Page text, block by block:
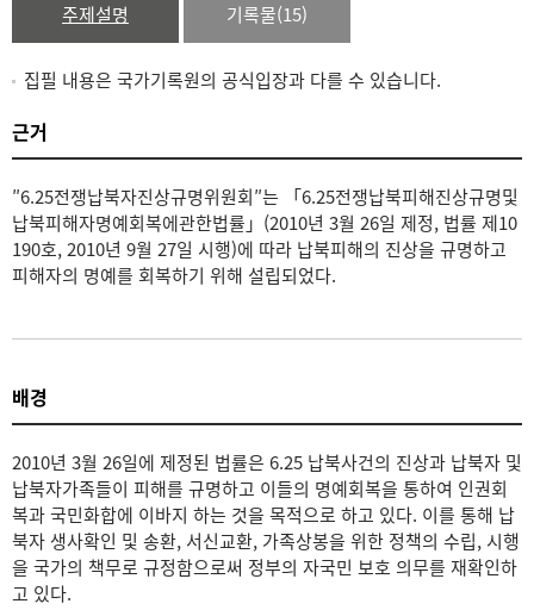
주제설명 기록물(15)
집필 내용은 국가기록원의 공식입장과 다를 수 있습니다.
근거
″6.25전쟁납북자진상규명위원회″는 「6.25전쟁납북피해진상규명및
납북피해자명예회복에관한법률」(2010년 3월 26일 제정, 법률 제10
190호, 2010년 9월 27일 시행)에 따라 납북피해의 진상을 규명하고
피해자의 명예를 회복하기 위해 설립되었다.
배경
2010년 3월 26일에 제정된 법률은 6.25 납북사건의 진상과 납북자 및
납북자가족들이 피해를 규명하고 이들의 명예회복을 통하여 인권회
복과 국민화합에 이바지 하는 것을 목적으로 하고 있다. 이를 통해 납
북자 생사확인 및 송환, 서신교환, 가족상봉을 위한 정책의 수립, 시행
을 국가의 책무로 규정함으로써 정부의 자국민 보호 의무를 재확인하
고 있다.